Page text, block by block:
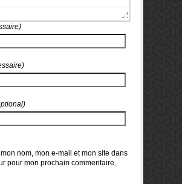
nom, mon e-mail et mon site dans
pour mon prochain commentaire.